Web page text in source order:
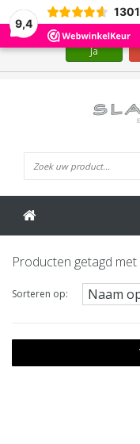
9,4
1301
Producten getagd
Sorteren op:
Wij slaan cookies op om
Ja